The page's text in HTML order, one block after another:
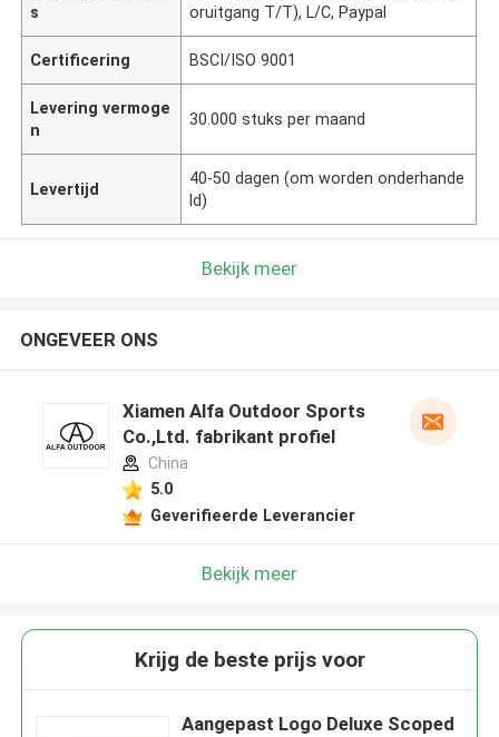
s
oruitgang T/T), L/C, Paypal
Certificering BSCI/ISO 9001
Levering vermoge
n
30.000 stuks per maand
Levertijd
40-50 dagen (om worden onderhande
ld)
Bekijk meer
ONGEVEER ONS
Xiamen Alfa Outdoor Sports
Co.,Ltd. fabrikant profiel
China
5.0
Geverifieerde Leverancier
Bekijk meer
Krijg de beste prijs voor
Aangepast Logo Deluxe Scoped